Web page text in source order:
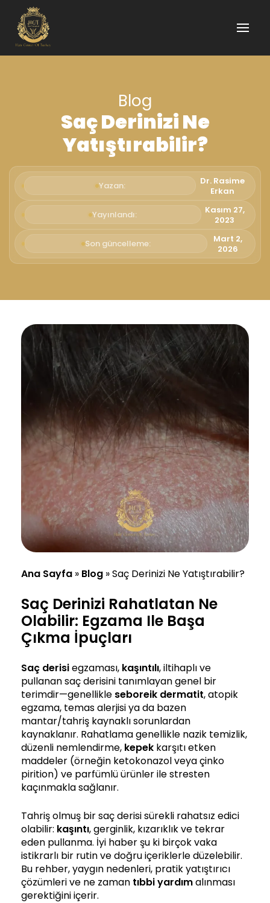
Blog
Saç Derinizi Ne
Yatıştırabilir?
Yazan:
Dr. Rasime
Erkan
Yayınlandı:
Kasım 27,
2023
Son güncelleme:
Mart 2,
2026
Ana Sayfa » Blog »Saç Derinizi Ne Yatıştırabilir?
Saç Derinizi Rahatlatan Ne
Olabilir: Egzama Ile Başa
Çıkma İpuçları
Saç derisiegzaması, kaşıntılı, iltihaplı ve
pullanan saç derisini tanımlayan genel bir
terimdir—genellikle seboreik dermatit, atopik
egzama, temas alerjisi ya da bazen
mantar/tahriş kaynaklı sorunlardan
kaynaklanır. Rahatlama genellikle nazik temizlik,
düzenli nemlendirme, kepek karşıtı etken
maddeler (örneğin ketokonazol veya çinko
pirition) ve parfümlü ürünler ile stresten
kaçınmakla sağlanır.
Tahriş olmuş bir saç derisi sürekli rahatsız edici
olabilir: kaşıntı, gerginlik, kızarıklık ve tekrar
eden pullanma. İyi haber şu ki birçok vaka
istikrarlı bir rutin ve doğru içeriklerle düzelebilir.
Bu rehber, yaygın nedenleri, pratik yatıştırıcı
çözümleri ve ne zaman tıbbi yardımalınması
gerektiğini içerir.